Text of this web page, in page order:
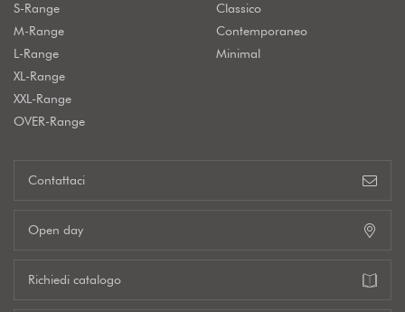
S-Range
M-Range
L-Range
XL-Range
XXL-Range
OVER-Range
Classico
Contemporaneo
Minimal
Contattaci
Open day
Richiedi catalogo